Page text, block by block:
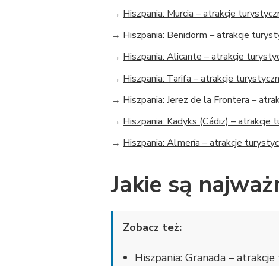
→ Hiszpania: Murcia – atrakcje
→ Hiszpania: Benidorm – atrakcje
→ Hiszpania: Alicante – atrakcje
→ Hiszpania: Tarifa – atrakcje
→ Hiszpania: Jerez de la Frontera –
→ Hiszpania: Kadyks (Cádiz) – atrakcje
→ Hiszpania: Almería – atrakcje
Jakie są
Zobacz też:
Hiszpania: Granada –